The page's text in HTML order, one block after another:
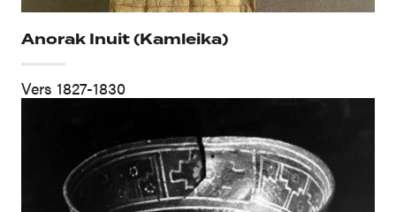
Anorak Inuit (Kamleika)
Vers 1827-1830